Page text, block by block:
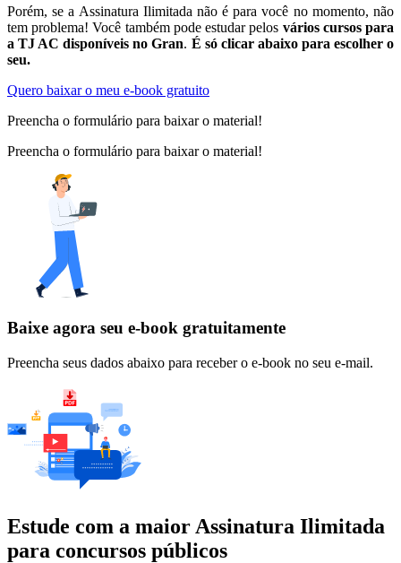
Porém, se a Assinatura Ilimitada não é para você no momento, não
tem problema! Você também pode estudar pelos vários cursos para
a TJ AC disponíveis no Gran. É só clicar abaixo para escolher o
seu.
Quero baixar o meu e-book gratuito
Preencha o formulário para baixar o material!
Preencha o formulário para baixar o material!
Baixe agora seu e-book gratuitamente
Preencha seus dados abaixo para receber o e-book no seu e-mail.
Estude com a maior Assinatura Ilimitada
para concursos públicos